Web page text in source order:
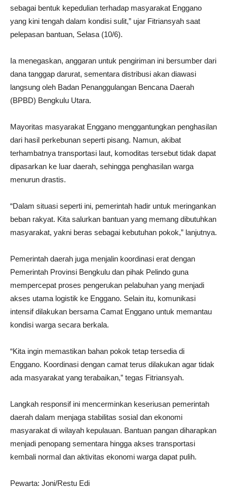
sebagai bentuk kepedulian terhadap masyarakat Enggano
yang kini tengah dalam kondisi sulit,” ujar Fitriansyah saat
pelepasan bantuan, Selasa (10/6).
Ia menegaskan, anggaran untuk pengiriman ini bersumber dari
dana tanggap darurat, sementara distribusi akan diawasi
langsung oleh Badan Penanggulangan Bencana Daerah
(BPBD) Bengkulu Utara.
Mayoritas masyarakat Enggano menggantungkan penghasilan
dari hasil perkebunan seperti pisang. Namun, akibat
terhambatnya transportasi laut, komoditas tersebut tidak dapat
dipasarkan ke luar daerah, sehingga penghasilan warga
menurun drastis.
“Dalam situasi seperti ini, pemerintah hadir untuk meringankan
beban rakyat. Kita salurkan bantuan yang memang dibutuhkan
masyarakat, yakni beras sebagai kebutuhan pokok,” lanjutnya.
Pemerintah daerah juga menjalin koordinasi erat dengan
Pemerintah Provinsi Bengkulu dan pihak Pelindo guna
mempercepat proses pengerukan pelabuhan yang menjadi
akses utama logistik ke Enggano. Selain itu, komunikasi
intensif dilakukan bersama Camat Enggano untuk memantau
kondisi warga secara berkala.
“Kita ingin memastikan bahan pokok tetap tersedia di
Enggano. Koordinasi dengan camat terus dilakukan agar tidak
ada masyarakat yang terabaikan,” tegas Fitriansyah.
Langkah responsif ini mencerminkan keseriusan pemerintah
daerah dalam menjaga stabilitas sosial dan ekonomi
masyarakat di wilayah kepulauan. Bantuan pangan diharapkan
menjadi penopang sementara hingga akses transportasi
kembali normal dan aktivitas ekonomi warga dapat pulih.
Pewarta: Joni/Restu Edi